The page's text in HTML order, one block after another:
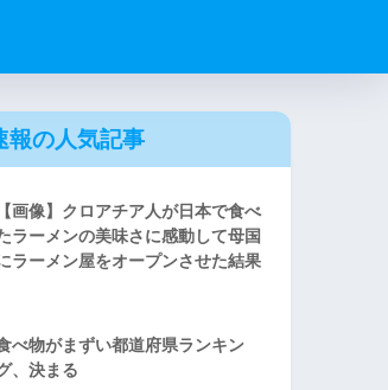
報の人気記事
【画像】クロアチア人が日本で食べ
ラーメンの美味さに感動して母国
ラーメン屋をオープンさせた結果
べ物がまずい都道府県ランキン
、決まる